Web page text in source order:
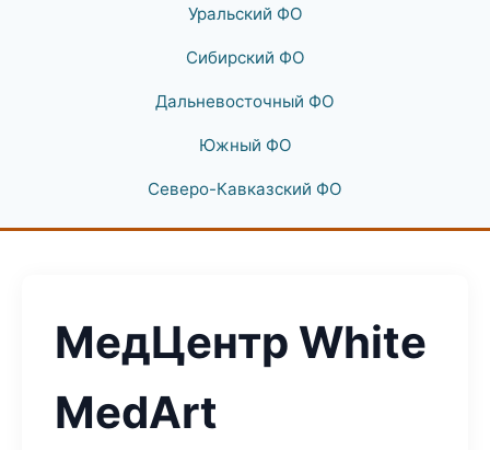
Уральский ФО
Сибирский ФО
Дальневосточный ФО
Южный ФО
Северо-Кавказский ФО
МедЦентр White
MedArt